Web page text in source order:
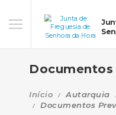
Início Autarquia
Documentos